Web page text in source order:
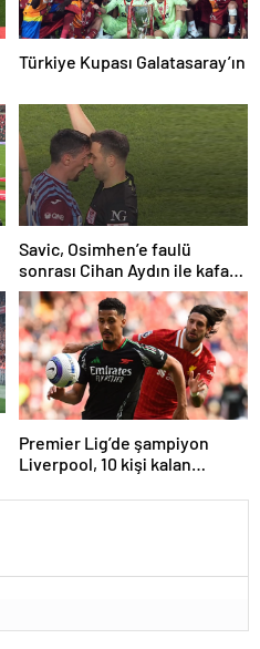
Türkiye Kupası Galatasaray’ın
Savic, Osimhen’e faulü
sonrası Cihan Aydın ile kafa
kafaya geldi!
Premier Lig’de şampiyon
Liverpool, 10 kişi kalan